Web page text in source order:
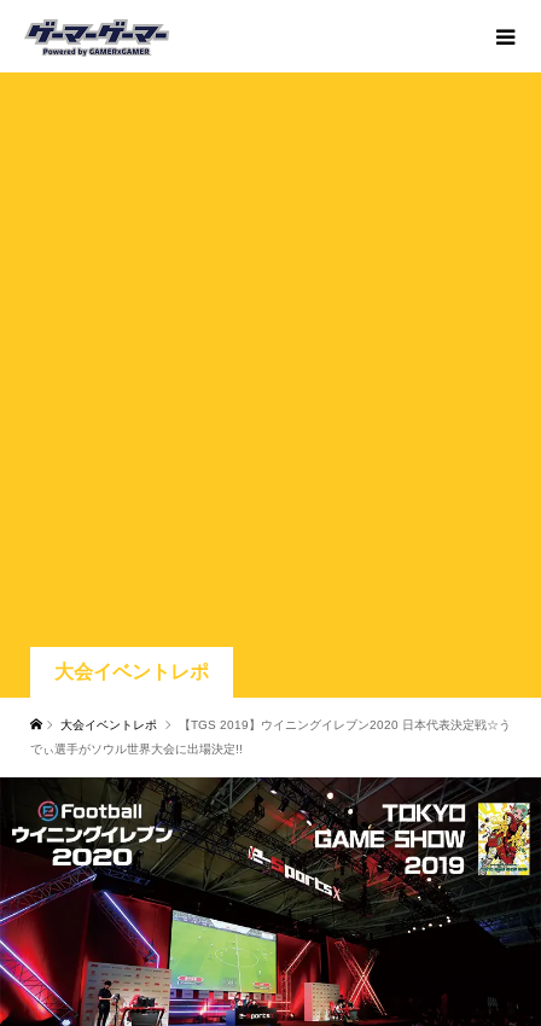
大会イベントレポ
大会イベントレポ
【TGS 2019】ウイニングイレブン2020 日本代表決定戦☆う
でぃ選手がソウル世界大会に出場決定!!